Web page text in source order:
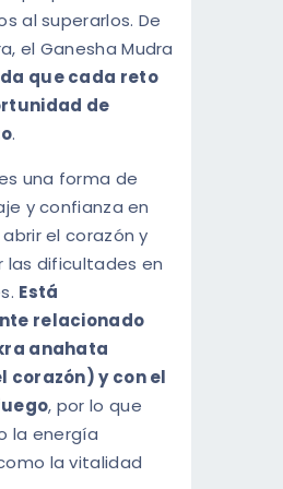
al superarlos. De
el Ganesha Mudra
que cada reto
de
.
una forma de
y confianza en
el corazón y
las dificultades en
Está
relacionado
anahata
corazón) y con el
, por lo que
la energía
la vitalidad